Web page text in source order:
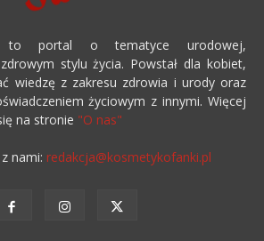
to portal o tematyce urodowej,
stylu życia. Powstał dla kobiet,
wiedzę z zakresu zdrowia i urody oraz
życiowym z innymi. Więcej
na stronie "O nas"
nami: redakcja@kosmetykofanki.pl